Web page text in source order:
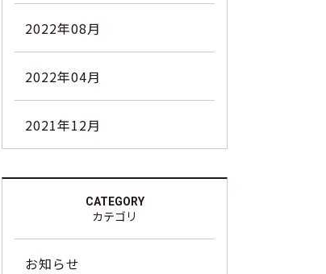
2022年08月
2022年04月
2021年12月
CATEGORY
カテゴリ
お知らせ